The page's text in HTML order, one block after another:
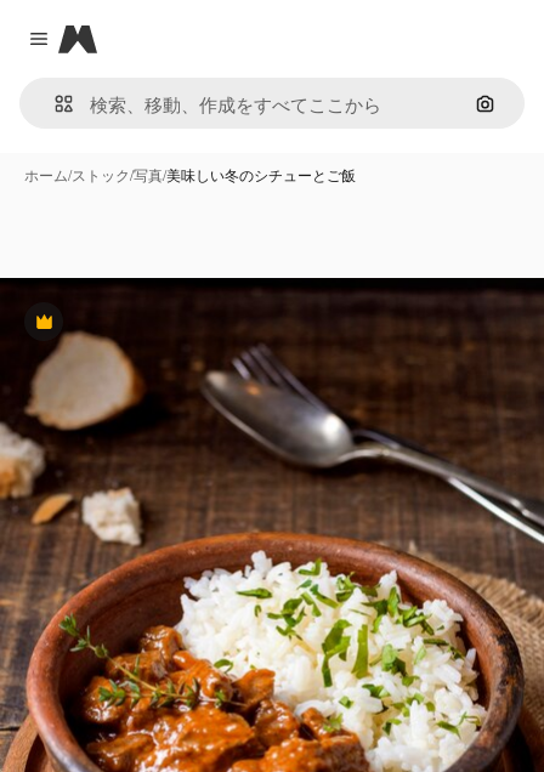
Close menu
Magnific
画像で
ホーム/ストック/写真/美味しい冬のシチューとご飯
Premium